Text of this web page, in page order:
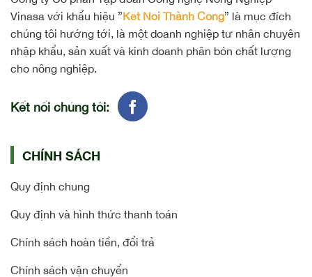
Vinasa với khẩu hiệu ”Kết Nối Thành Công” là mục đích
chúng tôi hướng tới, là một doanh nghiệp tư nhân chuyên
nhập khẩu, sản xuất và kinh doanh phân bón chất lượng
cho nông nghiệp.
Kết nối chúng tôi:
CHÍNH SÁCH
Quy định chung
Quy định và hình thức thanh toán
Chính sách hoàn tiền, đổi trả
Chính sách vận chuyển